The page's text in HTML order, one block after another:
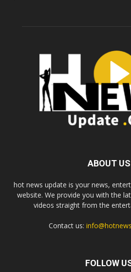
ABOUT US
hot news update is your news,
website. We provide you with the
videos straight from the
Contact us:
FOLLOW